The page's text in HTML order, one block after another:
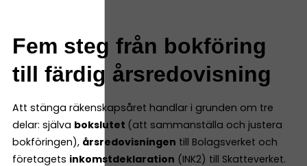
Fem steg från bokföring
till färdig årsredovisning
Att stänga räkenskapsåret handlar i grunden om tre
delar: själva bokslutet (att sammanställa och justera
bokföringen), årsredovisningen till Bolagsverket och
företagets inkomstdeklaration (INK2) till Skatteverket.